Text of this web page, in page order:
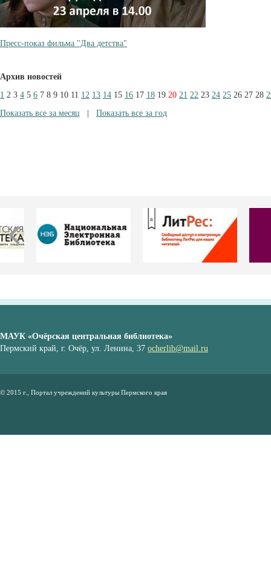
Пресс-показ фильма "Два детства"
Архив новостей
1 2 3 4 5 6 7 8 9 10 11 12 13 14 15 16 17 18 19 20 21 22 23 24 25 26 27 28
Показать все за месяц
Показать все за год
МАУК «Очёрская центральная библиотека»
Пермский край, г. Очёр, ул. Ленина, 37 ocherlib@mail.ru
© 2015 г., Портал учреждений культуры Пермского края